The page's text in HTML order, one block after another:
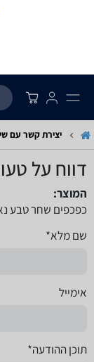
יצירת קשר עם
דווח על
המוצר:
כפכפים שחר טבע
שם מלא*
אימייל
תוכן ההודעה*